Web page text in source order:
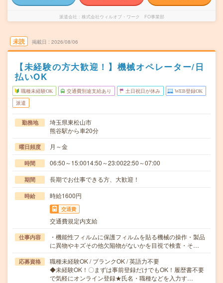
派遣会社 株式会社ウィルオブ・ワーク FO事業部
未読 掲載日 2026/08/06
【未経験の方大歓迎！】機械オペレーター/日
払いOK
職種未経験OK 交通費別途支給あり 土日祝日が休み WEB登録OK
派遣
勤務地
埼玉県東松山市
熊谷駅から車20分
曜日頻度 月～金
時間 06:50～15:0014:50～23:0022:50～07:00
期間 長期でお仕事できる方、大歓迎！
時給 時給1600円
交通費
交通費規定内支給
仕事内容
・機能性フィルムに保護フィルムを貼る機械の操作・製品
に異物やキズその他欠陥物がないかを目視で検査・そ…
応募資格
職種未経験OK / ブランクOK / 英語力不要
◆未経験OK！〇まずは事前登録だけでもOK！履歴書不要
で気軽にオンライン登録★氏名・職種などを入力す…